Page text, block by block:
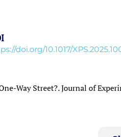
doi.org/10.1017/
Way Street?. Journal of